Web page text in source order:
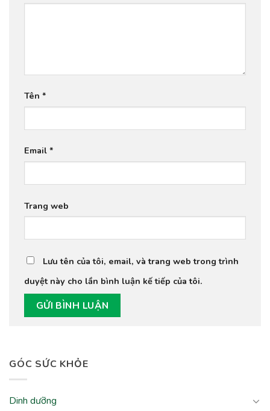
GÓC SỨC KHỎE
Dinh dưỡng
Tên *
Email *
Trang web
Lưu tên của tôi, email, và trang web trong trình
duyệt này cho lần bình luận kế tiếp của tôi.